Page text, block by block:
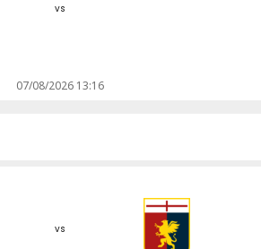
vs
07/08/2026 13:16
vs